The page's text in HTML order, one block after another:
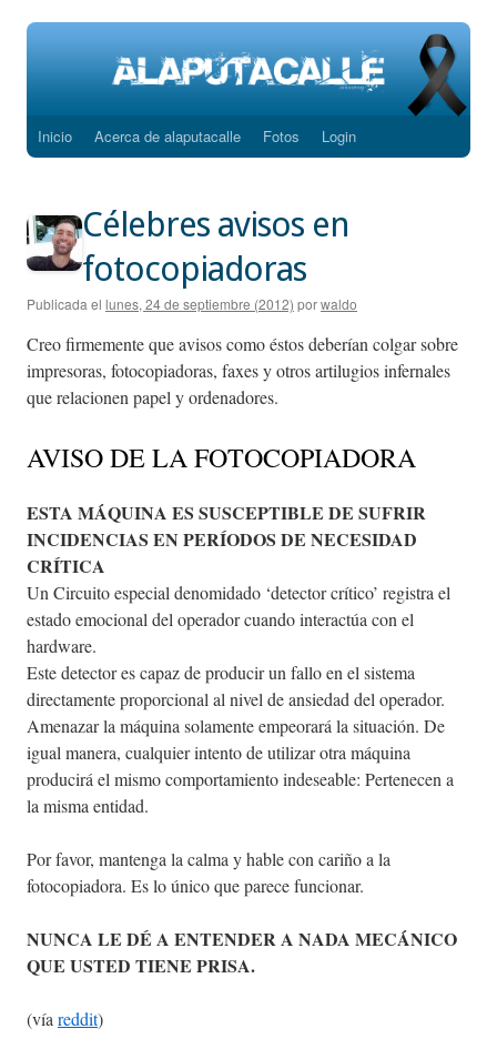
Saltar
contenido
Inicio Acerca de alaputacalle Fotos Login
Célebres avisos en
fotocopiadoras
Publicada el lunes, 24 de septiembre (2012) porwaldo
Creo firmemente que avisos como éstos deberían colgar sobre
impresoras, fotocopiadoras, faxes y otros artilugios infernales
que relacionen papel y ordenadores.
AVISO DE LA FOTOCOPIADORA
ESTA MÁQUINA ES SUSCEPTIBLE DE SUFRIR
INCIDENCIAS EN PERÍODOS DE NECESIDAD
CRÍTICA
Un Circuito especial denomidado ‘detector crítico’ registra el
estado emocional del operador cuando interactúa con el
hardware.
Este detector es capaz de producir un fallo en el sistema
directamente proporcional al nivel de ansiedad del operador.
Amenazar la máquina solamente empeorará la situación. De
igual manera, cualquier intento de utilizar otra máquina
producirá el mismo comportamiento indeseable: Pertenecen a
la misma entidad.
Por favor, mantenga la calma y hable con cariño a la
fotocopiadora. Es lo único que parece funcionar.
NUNCA LE DÉ A ENTENDER A NADA MECÁNICO
QUE USTED TIENE PRISA.
(víareddit)